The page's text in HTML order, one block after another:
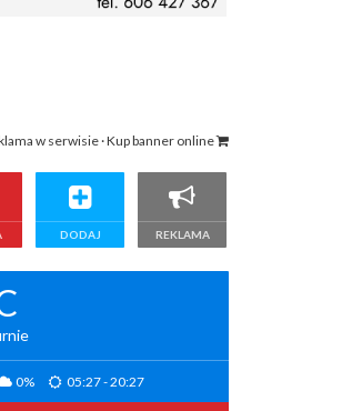
w serwisie · Kup banner online
DODAJ REKLAMA
0% 05:27 - 20:27